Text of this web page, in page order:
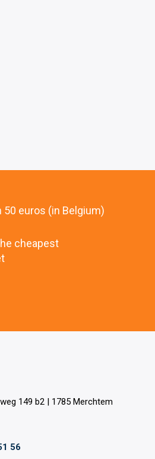
euros (in Belgium)
cheapest
149 b2 | 1785 Merchtem
56